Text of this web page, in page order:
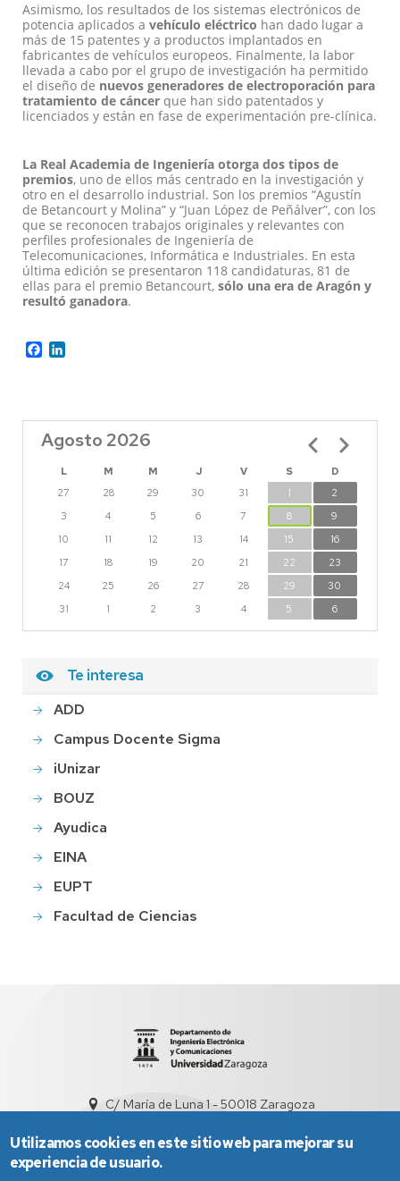
Asimismo, los resultados de los sistemas electrónicos de
potencia aplicados a vehículo eléctrico han dado lugar a
más de 15 patentes y a productos implantados en
fabricantes de vehículos europeos. Finalmente, la labor
llevada a cabo por el grupo de investigación ha permitido
el diseño de nuevos generadores de electroporación para
tratamiento de cáncer que han sido patentados y
licenciados y están en fase de experimentación pre-clínica.
La Real Academia de Ingeniería otorga dos tipos de
premios, uno de ellos más centrado en la investigación y
otro en el desarrollo industrial. Son los premios “Agustín
de Betancourt y Molina” y “Juan López de Peñálver”, con los
que se reconocen trabajos originales y relevantes con
perfiles profesionales de Ingeniería de
Telecomunicaciones, Informática e Industriales. En esta
última edición se presentaron 118 candidaturas, 81 de
ellas para el premio Betancourt, sólo una era de Aragón y
resultó ganadora.
Facebook
Agosto 2026
L M M J V S
D
27
28 29 30 31 1
2
3
4 5 6 7 8
9
10
11 12 13 14 15
16
17
18 19 20 21 22
23
24
25 26 27 28 29
30
31
1 2 3 4 5 6
Paginación
Te interesa
ADD
Campus Docente Sigma
iUnizar
BOUZ
Ayudica
EINA
EUPT
Facultad de Ciencias
C/ María de Luna 1 - 50018 Zaragoza
Utilizamos cookies en este sitio web para mejorar su
experiencia de usuario.